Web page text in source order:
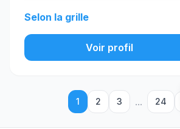
Selon la grille
Voir profil
1 2 3 ... 24